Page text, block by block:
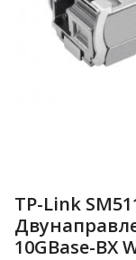
Избранное
Контакты
TP-Link
10GBase-BX